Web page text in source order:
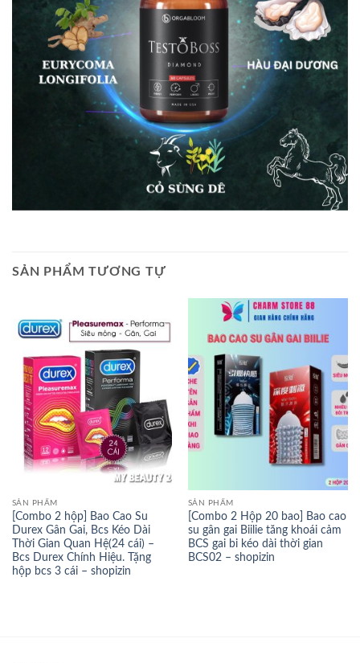
SẢN PHẨM TƯƠNG TỰ
SẢN PHẨM
[Combo 2 hộp] Bao Cao Su
Durex Gân Gai, Bcs Kéo Dài
Thời Gian Quan Hệ(24 cái) –
Bcs Durex Chính Hiệu. Tặng
hộp bcs 3 cái – shopizin
SẢN PHẨM
[Combo 2 Hộp 20 bao] Bao cao
su gân gai Biilie tăng khoái cảm
BCS gai bi kéo dài thời gian
BCS02 – shopizin